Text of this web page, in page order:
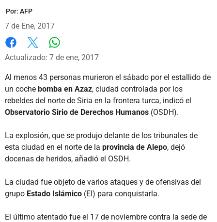
Por: AFP
7 de Ene, 2017
Facebook
X
Actualizado: 7 de ene, 2017
Al menos 43 personas murieron el sábado por el estallido de
un coche bomba en Azaz, ciudad controlada por los
rebeldes del norte de Siria en la frontera turca, indicó el
Observatorio Sirio de Derechos Humanos (OSDH).
La explosión, que se produjo delante de los tribunales de
esta ciudad en el norte de la provincia de Alepo, dejó
docenas de heridos, añadió el OSDH.
La ciudad fue objeto de varios ataques y de ofensivas del
grupo Estado Islámico (EI) para conquistarla.
El último atentado fue el 17 de noviembre contra la sede de